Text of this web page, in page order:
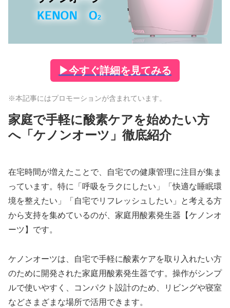
▶今すぐ詳細を見てみる
※本記事にはプロモーションが含まれています。
家庭で手軽に酸素ケアを始めたい方
へ「ケノンオーツ」徹底紹介
在宅時間が増えたことで、自宅での健康管理に注目が集ま
っています。特に「呼吸をラクにしたい」「快適な睡眠環
境を整えたい」「自宅でリフレッシュしたい」と考える方
から支持を集めているのが、家庭用酸素発生器【ケノンオ
ーツ】です。
ケノンオーツは、自宅で手軽に酸素ケアを取り入れたい方
のために開発された家庭用酸素発生器です。操作がシンプ
ルで使いやすく、コンパクト設計のため、リビングや寝室
などさまざまな場所で活用できます。